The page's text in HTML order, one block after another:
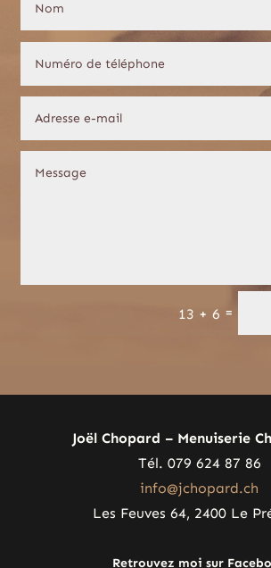
13 + 6 =
Joël Chopard – Menuiserie
Tél. 079 624 87 86
info@jchopard.ch
Les Feuves 64, 2400 Le
Retrouvez moi sur